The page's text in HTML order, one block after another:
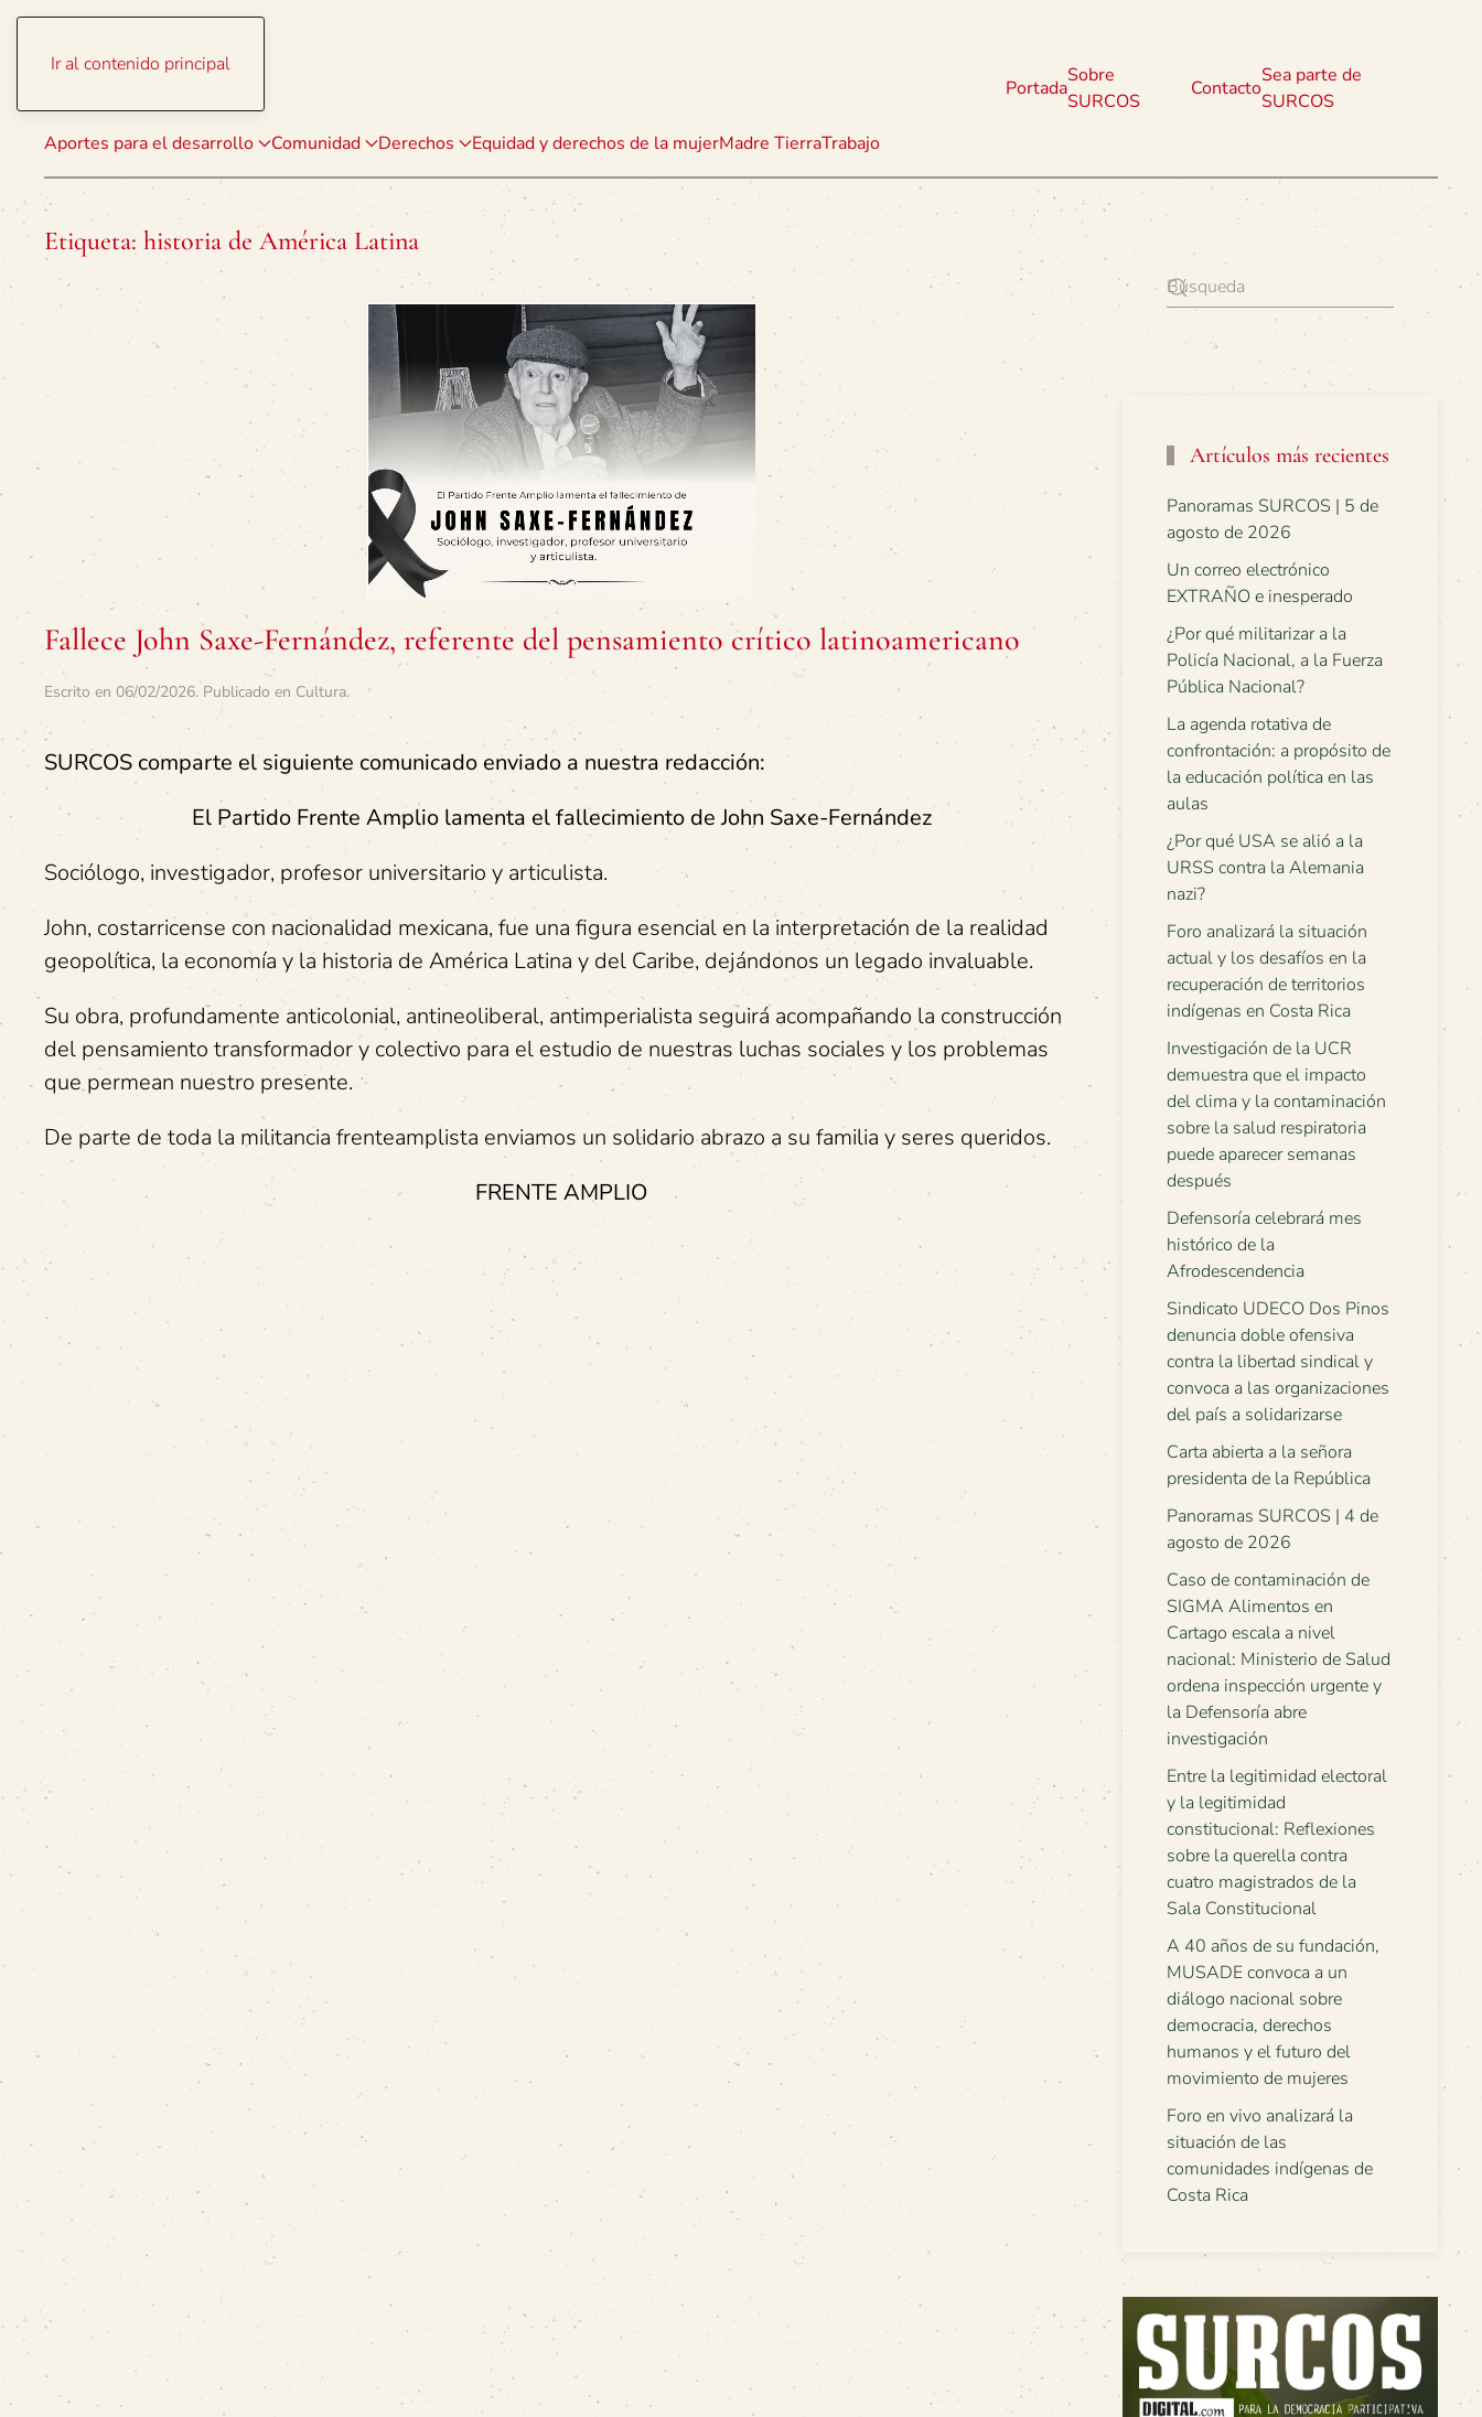
Ir al contenido principal
Aportes para el desarrollo Comunidad Derechos Equidad y derechos de la mujerMadre TierraTrabajo
Portada
Sobre
SURCOS
Contacto
Sea parte de
SURCOS
Etiqueta: historia de América Latina
Fallece John Saxe-Fernández, referente del pensamiento crítico latinoamericano
Escrito en 06/02/2026. Publicado en Cultura.
SURCOS comparte el siguiente comunicado enviado a nuestra redacción:
El Partido Frente Amplio lamenta el fallecimiento de John Saxe-Fernández
Sociólogo, investigador, profesor universitario y articulista.
John, costarricense con nacionalidad mexicana, fue una figura esencial en la interpretación de la realidad
geopolítica, la economía y la historia de América Latina y del Caribe, dejándonos un legado invaluable.
Su obra, profundamente anticolonial, antineoliberal, antimperialista seguirá acompañando la construcción
del pensamiento transformador y colectivo para el estudio de nuestras luchas sociales y los problemas
que permean nuestro presente.
De parte de toda la militancia frenteamplista enviamos un solidario abrazo a su familia y seres queridos.
FRENTE AMPLIO
Artículos más recientes
Panoramas SURCOS | 5 de
agosto de 2026
Un correo electrónico
EXTRAÑO e inesperado
¿Por qué militarizar a la
Policía Nacional, a la Fuerza
Pública Nacional?
La agenda rotativa de
confrontación: a propósito de
la educación política en las
aulas
¿Por qué USA se alió a la
URSS contra la Alemania
nazi?
Foro analizará la situación
actual y los desafíos en la
recuperación de territorios
indígenas en Costa Rica
Investigación de la UCR
demuestra que el impacto
del clima y la contaminación
sobre la salud respiratoria
puede aparecer semanas
después
Defensoría celebrará mes
histórico de la
Afrodescendencia
Sindicato UDECO Dos Pinos
denuncia doble ofensiva
contra la libertad sindical y
convoca a las organizaciones
del país a solidarizarse
Carta abierta a la señora
presidenta de la República
Panoramas SURCOS | 4 de
agosto de 2026
Caso de contaminación de
SIGMA Alimentos en
Cartago escala a nivel
nacional: Ministerio de Salud
ordena inspección urgente y
la Defensoría abre
investigación
Entre la legitimidad electoral
y la legitimidad
constitucional: Reflexiones
sobre la querella contra
cuatro magistrados de la
Sala Constitucional
A 40 años de su fundación,
MUSADE convoca a un
diálogo nacional sobre
democracia, derechos
humanos y el futuro del
movimiento de mujeres
Foro en vivo analizará la
situación de las
comunidades indígenas de
Costa Rica